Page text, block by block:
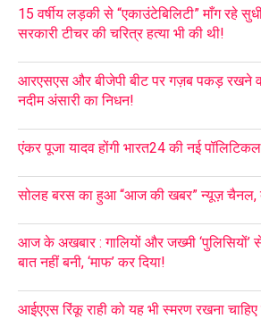
15 वर्षीय लड़की से “एकाउंटेबिलिटी” माँग रहे
सरकारी टीचर की चरित्र हत्या भी की थी!
आरएसएस और बीजेपी बीट पर गज़ब पकड़ रखने
नदीम अंसारी का निधन!
एंकर पूजा यादव होंगी भारत24 की नई
सोलह बरस का हुआ “आज की खबर” न्यूज़ चैनल,
आज के अखबार : गालियों और जख्मी ‘पुलिसियों’
बात नहीं बनी, ‘माफ’ कर दिया!
आईएएस रिंकू राही को यह भी स्मरण रखना